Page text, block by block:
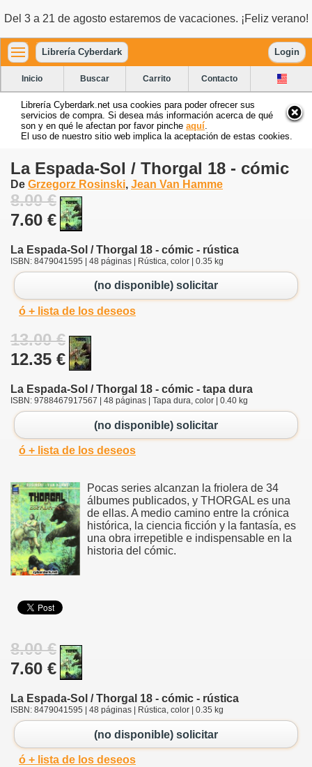
Del 3 a 21 de agosto estaremos de vacaciones. ¡Feliz verano!
Librería Cyberdark Login
Inicio Buscar Carrito Contacto
Librería Cyberdark.net usa cookies para poder ofrecer sus
servicios de compra. Si desea más información acerca de qué
son y en qué le afectan por favor pinche aquí
El uso de nuestro sitio web implica la aceptación de estas cookies.
La Espada-Sol / Thorgal 18 - cómic
De Grzegorz Rosinski, Jean Van Hamme
8.00 €
7.60 €
La Espada-Sol / Thorgal 18 - cómic - rústica
ISBN: 8479041595 | 48 páginas | Rústica, color | 0.35 kg
(no disponible) solicitar
ó + lista de los deseos
13.00 €
12.35 €
La Espada-Sol / Thorgal 18 - cómic - tapa dura
ISBN: 9788467917567 | 48 páginas | Tapa dura, color | 0.40 kg
(no disponible) solicitar
ó + lista de los deseos
Pocas series alcanzan la friolera de 34
álbumes publicados, y THORGAL es una
de ellas. A medio camino entre la crónica
histórica, la ciencia ficción y la fantasía, es
una obra irrepetible e indispensable en la
historia del cómic.
8.00 €
7.60 €
La Espada-Sol / Thorgal 18 - cómic - rústica
ISBN: 8479041595 | 48 páginas | Rústica, color | 0.35 kg
(no disponible) solicitar
ó + lista de los deseos